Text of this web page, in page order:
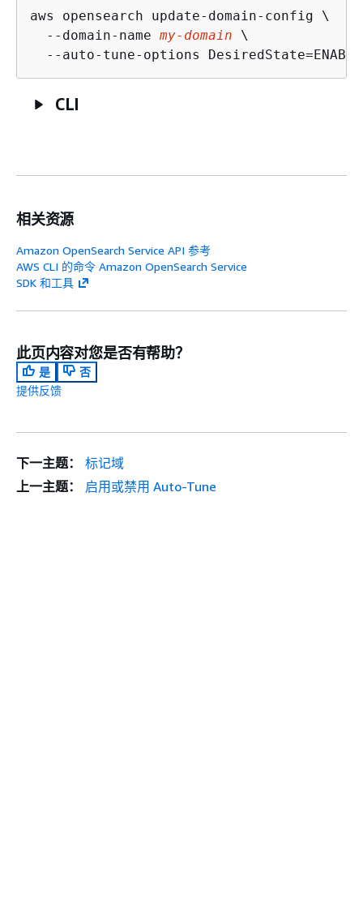
aws opensearch update-domain-config \
  --domain-name
my-domain \
--auto-tune-options
CLI
相关资源
Amazon OpenSearch Service API 参考
AWS CLI 的命令 Amazon OpenSearch Service
SDK 和工具
此页内容对您是否有帮助？
是
否
提供反馈
下一主题：
标记域
上一主题：
启用或禁用 Auto-Tune